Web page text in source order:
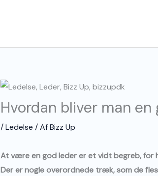
Hvordan bliver man en
/Ledelse / AfBizz Up
At være en god leder er et vidt begreb, for
Der er nogle overordnede træk, som de